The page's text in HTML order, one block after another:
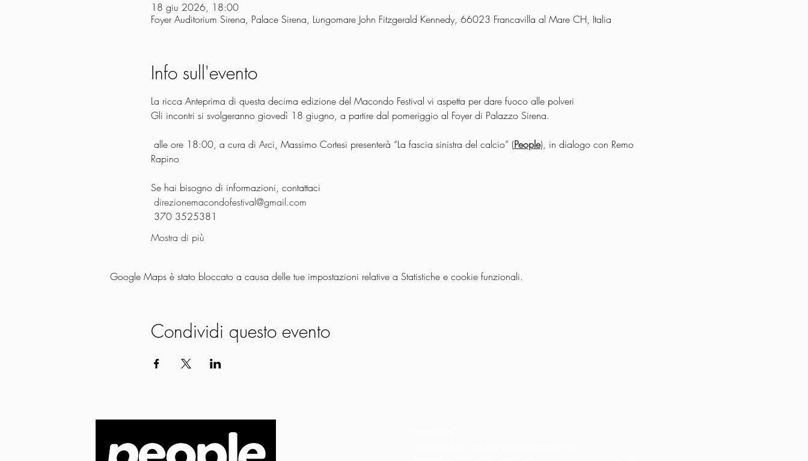
18 giu 2026, 18:00
Foyer Auditorium Sirena, Palace Sirena, Lungomare John Fitzgerald Kennedy, 66023 Francavilla al Mare CH, Italia
Info sull'evento
La ricca Anteprima di questa decima edizione del Macondo Festival vi aspetta per dare fuoco alle polveri
Gli incontri si svolgeranno giovedì 18 giugno, a partire dal pomeriggio al Foyer di Palazzo Sirena.
alle ore 18:00, a cura di Arci, Massimo Cortesi presenterà “La fascia sinistra del calcio” (People), in dialogo con Remo
Rapino
Se hai bisogno di informazioni, contattaci
direzionemacondofestival@gmail.com
370 3525381
Mostra di più
Google Maps è stato bloccato a causa delle tue impostazioni relative a Statistiche e cookie funzionali.
Condividi questo evento